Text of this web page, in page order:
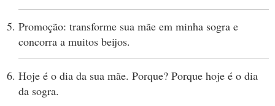
Promoção: transforme sua mãe em minha sogra e
concorra a muitos beijos.
Hoje é o dia da sua mãe. Porque? Porque hoje é o dia
da sogra.